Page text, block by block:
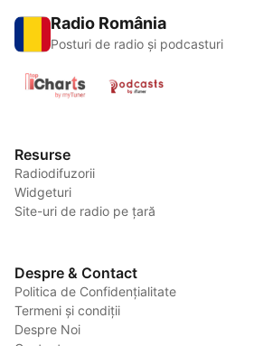
Radio România
Posturi de radio și podcasturi
Resurse
Radiodifuzorii
Widgeturi
Site-uri de radio pe țară
Despre & Contact
Politica de Confidențialitate
Termeni și condiții
Despre Noi